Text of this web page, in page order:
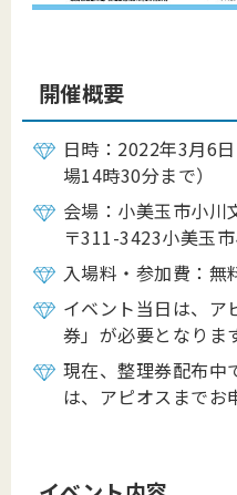
開催概要
日時：2022年3月6
場14時30分まで）
会場：小美玉市小川
〒311-3423小美玉
入場料・参加費：無
イベント当日は、ア
券」が必要となりま
現在、整理券配布中
は、アピオスまでお